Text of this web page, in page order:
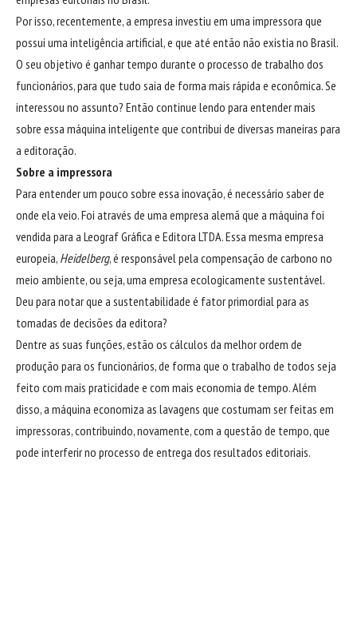
Por isso, recentemente, a empresa investiu em uma impressora que
possui uma inteligência artificial, e que até então não existia no Brasil.
O seu objetivo é ganhar tempo durante o processo de trabalho dos
funcionários, para que tudo saia de forma mais rápida e econômica. Se
interessou no assunto? Então continue lendo para entender mais
sobre essa máquina inteligente que contribui de diversas maneiras para
a editoração.
Sobre a impressora
Para entender um pouco sobre essa inovação, é necessário saber de
onde ela veio. Foi através de uma empresa alemã que a máquina foi
vendida para a Leograf Gráfica e Editora LTDA. Essa mesma empresa
europeia, Heidelberg, é responsável pela compensação de carbono no
meio ambiente, ou seja, uma empresa ecologicamente sustentável.
Deu para notar que a sustentabilidade é fator primordial para as
tomadas de decisões da editora?
Dentre as suas funções, estão os cálculos da melhor ordem de
produção para os funcionários, de forma que o trabalho de todos seja
feito com mais praticidade e com mais economia de tempo. Além
disso, a máquina economiza as lavagens que costumam ser feitas em
impressoras, contribuindo, novamente, com a questão de tempo, que
pode interferir no processo de entrega dos resultados editoriais.